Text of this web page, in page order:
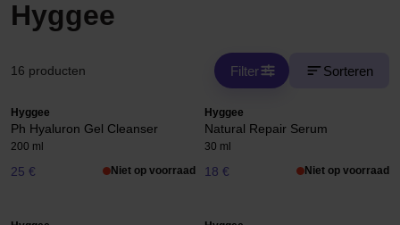
Hyggee
16 producten Filter Sorteren
Hyggee
Ph Hyaluron Gel Cleanser
200 ml
25 € Niet op voorraad
Hyggee
Natural Repair Serum
30 ml
18 € Niet op voorraad